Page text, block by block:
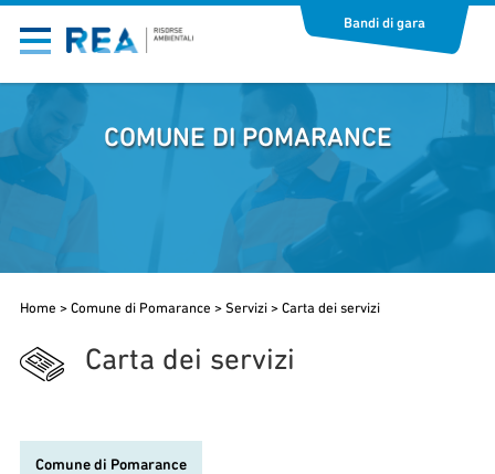
Bandi di gara
COMUNE DI POMARANCE
Home > Comune di Pomarance > Servizi> Carta dei servizi
Carta dei servizi
Comune di Pomarance